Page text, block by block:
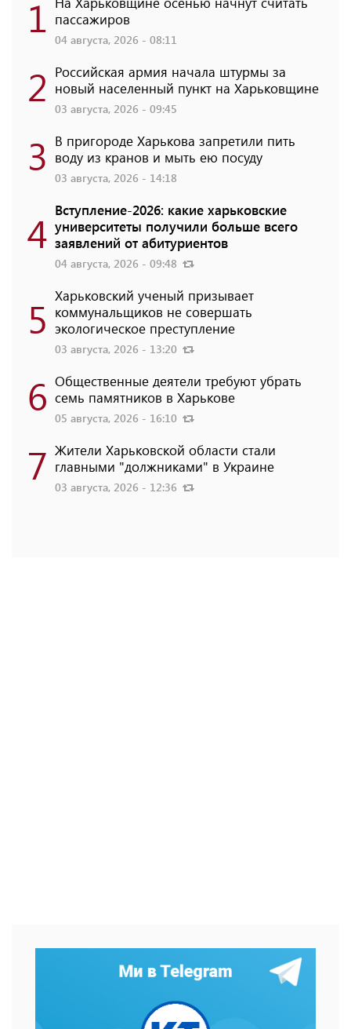
1 пассажиров
04 августа, 2026 - 08:11
2 Российская армия начала штурмы за
новый населенный пункт на Харьковщине
03 августа, 2026 - 09:45
3 В пригороде Харькова запретили пить
воду из кранов и мыть ею посуду
03 августа, 2026 - 14:18
4 Вступление-2026: какие харьковские
университеты получили больше всего
заявлений от абитуриентов
04 августа, 2026 - 09:48
5 Харьковский ученый призывает
коммунальщиков не совершать
экологическое преступление
03 августа, 2026 - 13:20
6 Общественные деятели требуют убрать
семь памятников в Харькове
05 августа, 2026 - 16:10
7 Жители Харьковской области стали
главными "должниками" в Украине
03 августа, 2026 - 12:36